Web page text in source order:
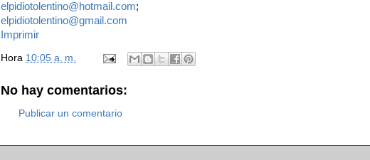
elpidiotolentino@hotmail.com;
elpidiotolentino@gmail.com
Imprimir
Hora 10:05 a. m.
No hay comentarios:
Publicar un comentario